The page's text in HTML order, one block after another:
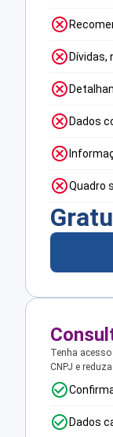
Dados
Quadro
Tenha
CNPJ e
Dados